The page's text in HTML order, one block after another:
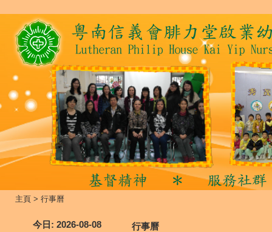
主頁 > 行事曆
今日 : 2026-08-08 行事曆